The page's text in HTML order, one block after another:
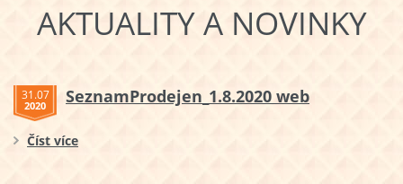
AKTUALITY A NOVINKY
31.07
2020 SeznamProdejen_1.8.2020 web
Číst více